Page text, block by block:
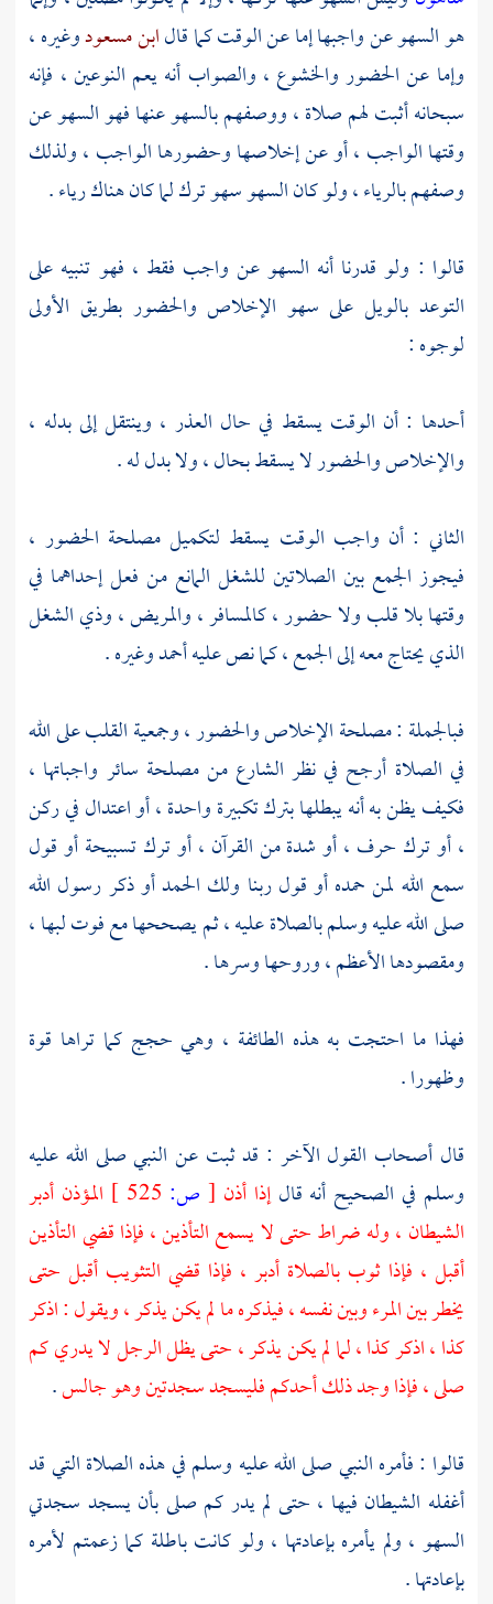
هو السهو عن واجبها إما عن الوقت كما قالابن مسعودوغيره ،
وإما عن الحضور والخشوع ، والصواب أنه يعم النوعين ، فإنه
سبحانه أثبت لهم صلاة ، ووصفهم بالسهو عنها فهو السهو عن
وقتها الواجب ، أو عن إخلاصها وحضورها الواجب ، ولذلك
وصفهم بالرياء ، ولو كان السهو سهو ترك لما كان هناك رياء .
قالوا : ولو قدرنا أنه السهو عن واجب فقط ، فهو تنبيه على
التوعد بالويل على سهو الإخلاص والحضور بطريق الأولى
لوجوه :
أحدها : أن الوقت يسقط في حال العذر ، وينتقل إلى بدله ،
والإخلاص والحضور لا يسقط بحال ، ولا بدل له .
الثاني : أن واجب الوقت يسقط لتكميل مصلحة الحضور ،
فيجوز الجمع بين الصلاتين للشغل المانع من فعل إحداهما في
وقتها بلا قلب ولا حضور ، كالمسافر ، والمريض ، وذي الشغل
الذي يحتاج معه إلى الجمع ، كما نص عليه أحمد وغيره .
فبالجملة : مصلحة الإخلاص والحضور ، وجمعية القلب على الله
في الصلاة أرجح في نظر الشارع من مصلحة سائر واجباتها ،
فكيف يظن به أنه يبطلها بترك تكبيرة واحدة ، أو اعتدال في ركن
، أو ترك حرف ، أو شدة من القرآن ، أو ترك تسبيحة أو قول
سمع الله لمن حمده أو قول ربنا ولك الحمد أو ذكر رسول الله
صلى الله عليه وسلم بالصلاة عليه ، ثم يصححها مع فوت لبها ،
ومقصودها الأعظم ، وروحها وسرها .
فهذا ما احتجت به هذه الطائفة ، وهي حجج كما تراها قوة
وظهورا .
قال أصحاب القول الآخر : قد ثبت عن النبي صلى الله عليه
وسلم في الصحيح أنه قالإذا أذن [ ص:
المؤذن أدبر
الشيطان ، وله ضراط حتى لا يسمع التأذين ، فإذا قضي التأذين
أقبل ، فإذا ثوب بالصلاة أدبر ، فإذا قضي التثويب أقبل حتى
يخطر بين المرء وبين نفسه ، فيذكره ما لم يكن يذكر ، ويقول : اذكر
كذا ، اذكر كذا ، لما لم يكن يذكر ، حتى يظل الرجل لا يدري كم
صلى ، فإذا وجد ذلك أحدكم فليسجد سجدتين وهو جالس.
قالوا : فأمره النبي صلى الله عليه وسلم في هذه الصلاة التي قد
أغفله الشيطان فيها ، حتى لم يدر كم صلى بأن يسجد سجدتي
السهو ، ولم يأمره بإعادتها ، ولو كانت باطلة كما زعمتم لأمره
بإعادتها .